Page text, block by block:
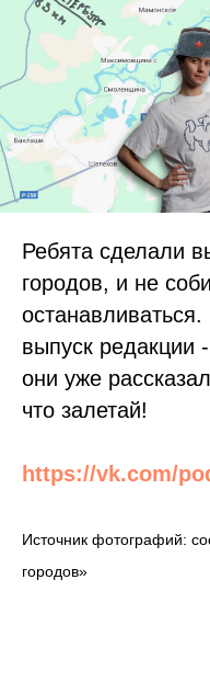
Ребята сделали
городов, и не
выпуск редакции
они уже
что залетай!
https://vk.com/
Источник фотографий:
городов»